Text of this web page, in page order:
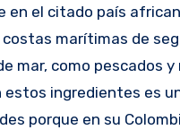
en el citado país
costas marítimas de
mar, como pescados y
estos ingredientes es
porque en su